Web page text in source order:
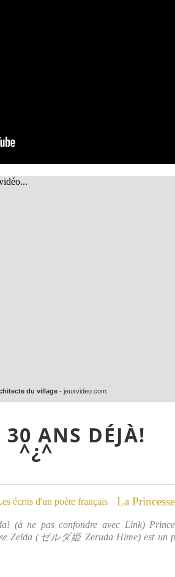
du village - jeuxvideo.com
ANS DÉJÀ!
^¿^
(à ne pas confondre avec Link)
Zelda (ゼルダ姫 Zeruda Hime) est un